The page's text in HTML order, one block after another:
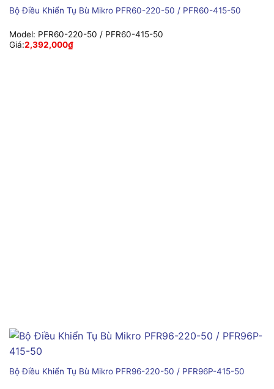
Bộ Điều Khiển Tụ Bù Mikro PFR60-220-50 / PFR60-415-50
Model: PFR60-220-50 / PFR60-415-50
Giá:2,392,000₫
Bộ Điều Khiển Tụ Bù Mikro PFR96-220-50 / PFR96P-415-50